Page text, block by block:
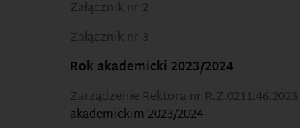
Załącznik nr 2
Załącznik nr 3
Rok akademicki 2023/2024
Zarządzenie Rektora nr R.Z.0211.46.2023
akademickim 2023/2024